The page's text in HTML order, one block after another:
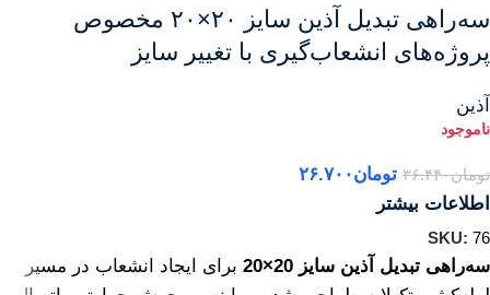
سه‌راهی تبدیل آذین سایز ۲۰×۲۰ مخصوص
پروژه‌های انشعاب‌گیری با تغییر سایز
آذین
تومان۳۶.۴۴۰ تومان۲۶.۷۰۰
اطلاعات بیشتر
SKU: 76
سه‌راهی تبدیل آذین سایز 20×20
برای ایجاد انشعاب در مسیر